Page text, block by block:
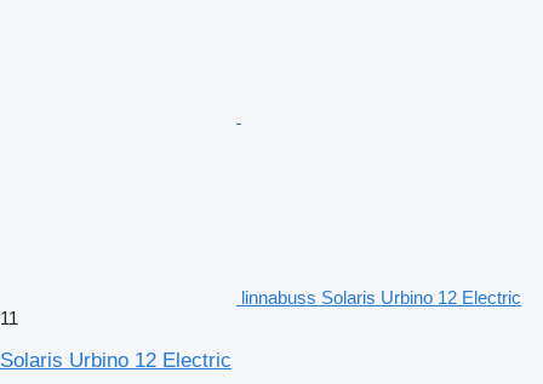
linnabuss Solaris Urbino 12 Electric
11
Solaris Urbino 12 Electric